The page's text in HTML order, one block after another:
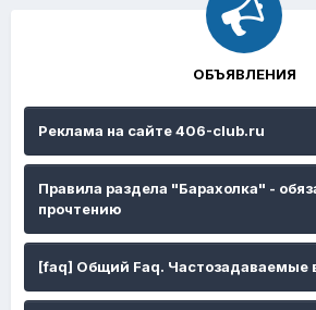
ОБЪЯВЛЕНИЯ
Реклама на сайте 406-club.ru
Правила раздела "Барахолка" -
прочтению
[faq] Общий Faq. Частозадаваемые